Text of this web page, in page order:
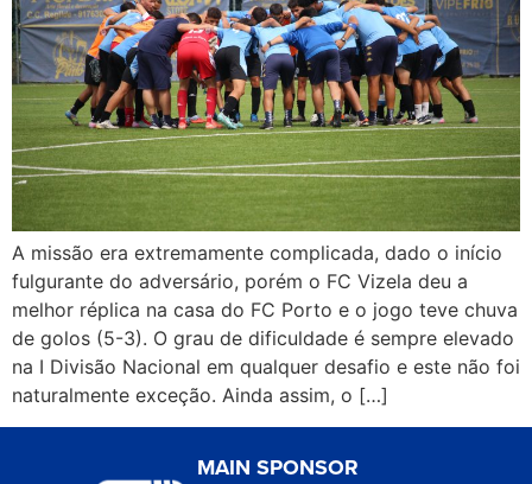
A missão era extremamente complicada, dado o início
fulgurante do adversário, porém o FC Vizela deu a
melhor réplica na casa do FC Porto e o jogo teve chuva
de golos (5-3). O grau de dificuldade é sempre elevado
na I Divisão Nacional em qualquer desafio e este não foi
naturalmente exceção. Ainda assim, o […]
MAIN SPONSOR